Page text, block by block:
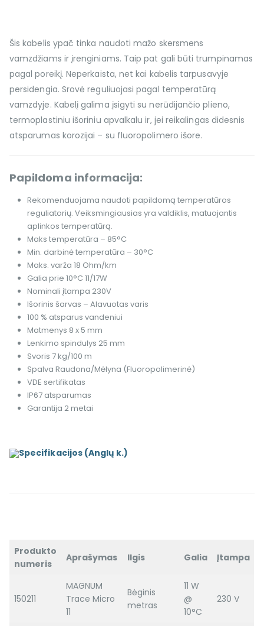
Šis kabelis ypač tinka naudoti mažo skersmens
vamzdžiams ir įrenginiams. Taip pat gali būti trumpinamas
pagal poreikį. Neperkaista, net kai kabelis tarpusavyje
persidengia. Srovė reguliuojasi pagal temperatūrą
vamzdyje. Kabelį galima įsigyti su nerūdijančio plieno,
termoplastiniu išoriniu apvalkalu ir, jei reikalingas didesnis
atsparumas korozijai – su fluoropolimero išore.
Papildoma informacija:
Rekomenduojama naudoti papildomą temperatūros
reguliatorių. Veiksmingiausias yra valdiklis, matuojantis
aplinkos temperatūrą.
Maks temperatūra – 85°C
Min. darbinė temperatūra – 30°C
Maks. varža 18 Ohm/km
Galia prie 10°C 11/17W
Nominali įtampa 230V
Išorinis šarvas – Alavuotas varis
100 % atsparus vandeniui
Matmenys 8 x 5 mm
Lenkimo spindulys 25 mm
Svoris 7 kg/100 m
Spalva Raudona/Mėlyna (Fluoropolimerinė)
VDE sertifikatas
IP67 atsparumas
Garantija 2 metai
Specifikacijos (Anglų k.)
Produkto
numeris
Aprašymas Ilgis Galia Įtampa
150211
MAGNUM
Trace Micro
11
Bėginis
metras
11 W
@
10°C
230 V